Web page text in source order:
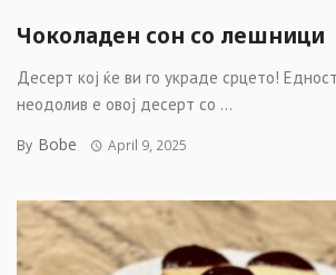
Чоколаден сон со лешници
Десерт кој ќе ви го украде срцето!
неодолив е овој десерт со ...
By Bobe April 9, 2025